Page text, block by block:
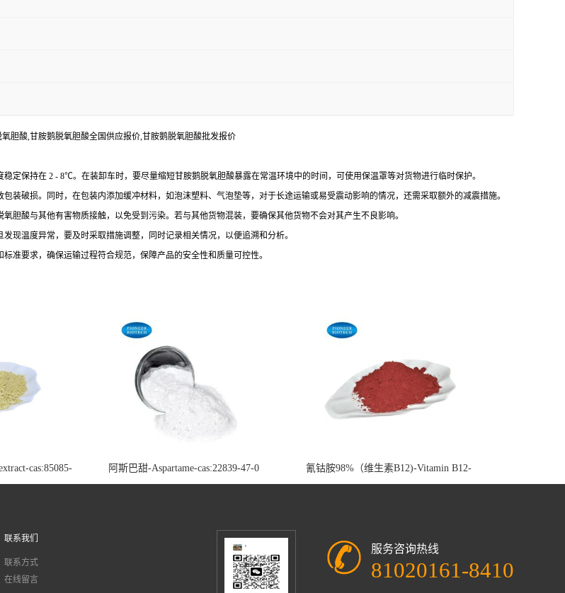
胆酸,甘胺鹅脱氧胆酸全国供应报价,甘胺鹅脱氧胆酸批发报价
定保持在 2 - 8℃。在装卸车时，要尽量缩短甘胺鹅脱氧胆酸暴露在常温环境中的时间，可使用保温罩等对货物进行临时保护。
装破损。同时，在包装内添加缓冲材料，如泡沫塑料、气泡垫等，对于长途运输或易受震动影响的情况，还需采取额外的减震措施。
胆酸与其他有害物质接触，以免受到污染。若与其他货物混装，要确保其他货物不会对其产生不良影响。
现温度异常，要及时采取措施调整，同时记录相关情况，以便追溯和分析。
准要求，确保运输过程符合规范，保障产品的安全性和质量可控性。
cas:85085-
阿斯巴甜-Aspartame-cas:22839-47-0
氰钴胺98%（维生素B12)-Vitamin B12-
cas:68-19-9
联系我们
联系方式
在线留言
服务咨询热线
81020161-8410